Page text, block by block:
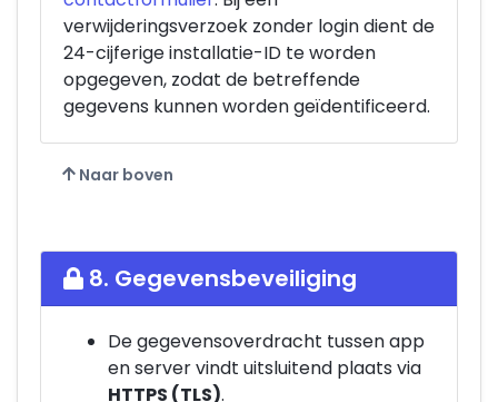
verwijderingsverzoek zonder login dient de
24-cijferige installatie-ID te worden
opgegeven, zodat de betreffende
gegevens kunnen worden geïdentificeerd.
Naar boven
8. Gegevensbeveiliging
De gegevensoverdracht tussen app
en server vindt uitsluitend plaats via
HTTPS (TLS).